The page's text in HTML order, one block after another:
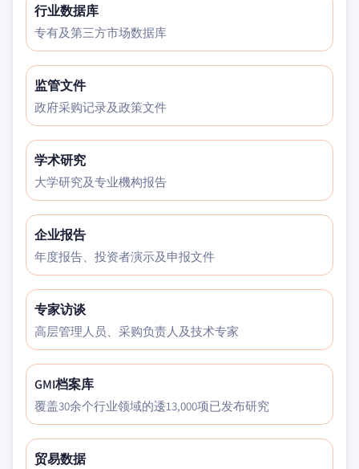
行业数据库
专有及第三方市场数据库
监管文件
政府采购记录及政策文件
学术研究
大学研究及专业機构报告
企业报告
年度报告、投资者演示及申报文件
专家访谈
高层管理人员、采购负责人及技术专家
GMI档案库
覆盖30余个行业领域的逶13,000项已发布研究
贸易数据